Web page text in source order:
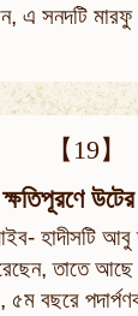
এ সনদটি
【19】
হাদীসটি আবু
তাতে আছে
বছরে